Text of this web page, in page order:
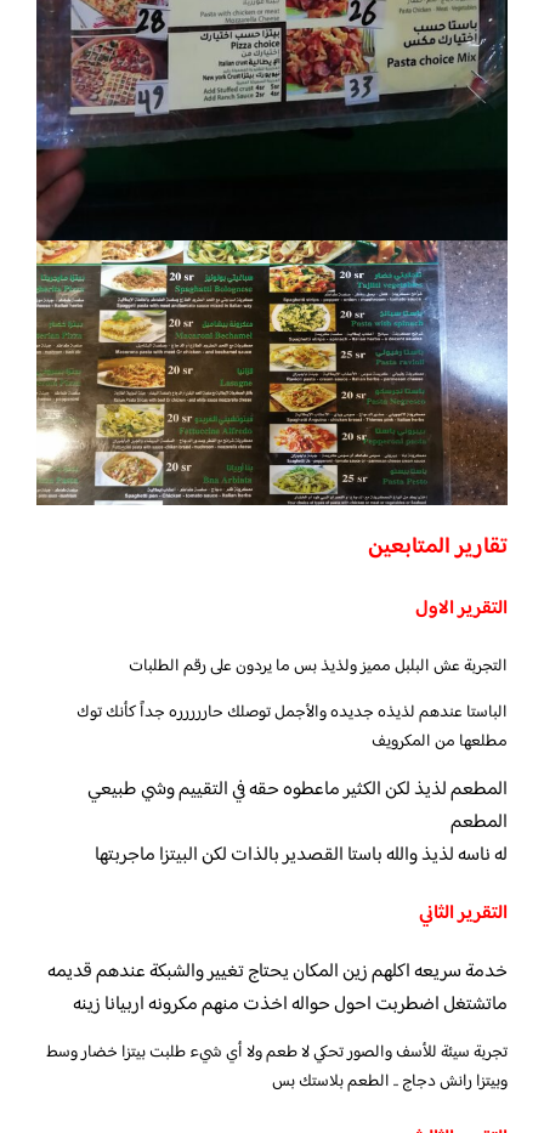
تقارير المتابعين
التقرير الاول
التجربة عش البلبل مميز ولذيذ بس ما يردون على رقم الطلبات
الباستا عندهم لذيذه جديده والأجمل توصلك حاررررره جداً كأنك توك
مطلعها من المكرويف
المطعم لذيذ لكن الكثير ماعطوه حقه في التقييم وشي طبيعي
المطعم
له ناسه لذيذ والله باستا القصدير بالذات لكن البيتزا ماجربتها
التقرير الثاني
خدمة سريعه اكلهم زين المكان يحتاج تغيير والشبكة عندهم قديمه
ماتشتغل اضطربت احول حواله اخذت منهم مكرونه اربيانا زينه
تجربة سيئة للأسف والصور تحكي لا طعم ولا أي شيء طلبت بيتزا خضار وسط
وبيتزا رانش دجاج .. الطعم بلاستك بس